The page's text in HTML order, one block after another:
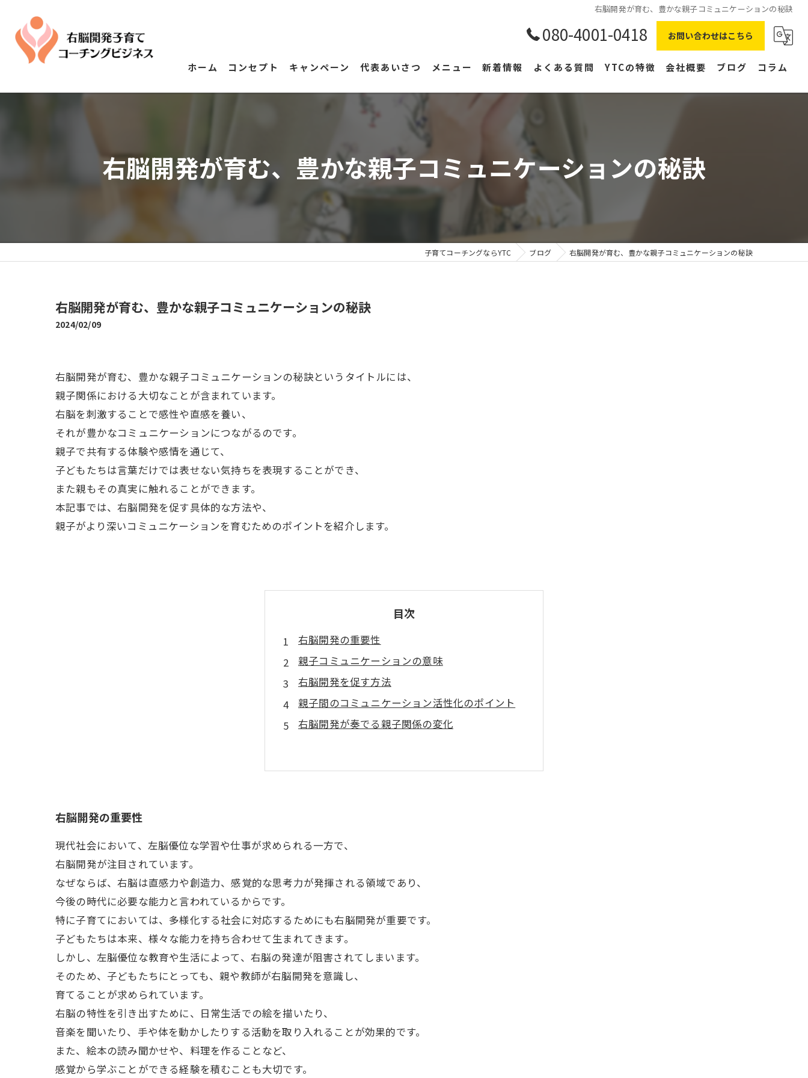
右脳開発が育む、豊かな親子コミュニケーションの秘訣
080-4001-0418 お問い合わせはこちら
ホーム コンセプト キャンペーン 代表あいさつ メニュー 新着情報 よくある質問 YTCの特徴
副業
右脳
会社概要 ブログ コラム
右脳開発が育む、豊かな親子コミュニケーションの秘訣
子育てコーチングならYTC ブログ 右脳開発が育む、豊かな親子コミュニケーションの秘訣
右脳開発が育む、豊かな親子コミュニケーションの秘訣
2024/02/09
右脳開発が育む、豊かな親子コミュニケーションの秘訣というタイトルには、
親子関係における大切なことが含まれています。
右脳を刺激することで感性や直感を養い、
それが豊かなコミュニケーションにつながるのです。
親子で共有する体験や感情を通じて、
子どもたちは言葉だけでは表せない気持ちを表現することができ、
また親もその真実に触れることができます。
本記事では、右脳開発を促す具体的な方法や、
親子がより深いコミュニケーションを育むためのポイントを紹介します。
目次
右脳開発の重要性
親子コミュニケーションの意味
右脳開発を促す方法
親子間のコミュニケーション活性化のポイント
右脳開発が奏でる親子関係の変化
右脳開発の重要性
現代社会において、左脳優位な学習や仕事が求められる一方で、
右脳開発が注目されています。
なぜならば、右脳は直感力や創造力、感覚的な思考力が発揮される領域であり、
今後の時代に必要な能力と言われているからです。
特に子育てにおいては、多様化する社会に対応するためにも右脳開発が重要です。
子どもたちは本来、様々な能力を持ち合わせて生まれてきます。
しかし、左脳優位な教育や生活によって、右脳の発達が阻害されてしまいます。
そのため、子どもたちにとっても、親や教師が右脳開発を意識し、
育てることが求められています。
右脳の特性を引き出すために、日常生活での絵を描いたり、
音楽を聞いたり、手や体を動かしたりする活動を取り入れることが効果的です。
また、絵本の読み聞かせや、料理を作ることなど、
感覚から学ぶことができる経験を積むことも大切です。